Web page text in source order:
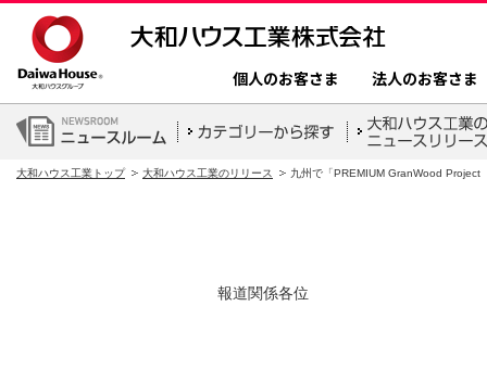
個人のお客さま 法人のお客さま
大和ハウス工業トップ 大和ハウス工業のリリース 九州で「PREMIUM GranWood Project
報道関係各位